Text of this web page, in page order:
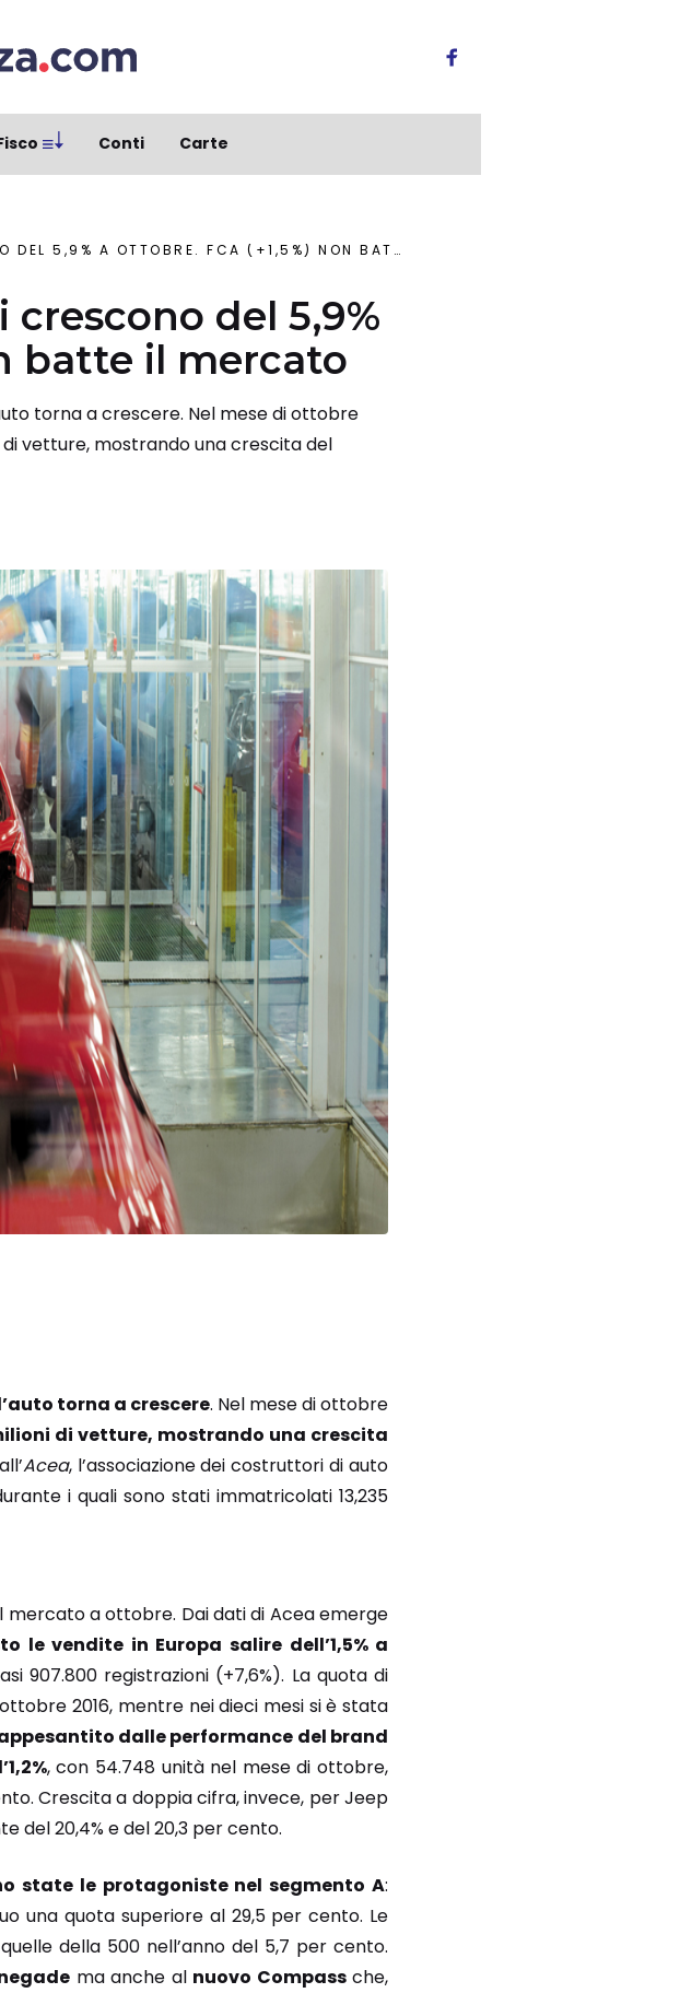
Conti Carte
A OTTOBRE. FCA (+1,5%) NON BATTE IL MERCATO
del 5,9%
batte il mercato
torna a crescere. Nel mese di ottobre
vetture, mostrando una crescita del
torna a crescere. Nel mese di ottobre
di vetture, mostrando una crescita
Acea, l’associazione dei costruttori di auto
i quali sono stati immatricolati 13,235
a ottobre. Dai dati di Acea emerge
vendite in Europa salire dell’1,5% a
907.800 registrazioni (+7,6%). La quota di
2016, mentre nei dieci mesi si è stata
dalle performance del brand
, con 54.748 unità nel mese di ottobre,
Crescita a doppia cifra, invece, per Jeep
del 20,4% e del 20,3 per cento.
state le protagoniste nel segmento A:
una quota superiore al 29,5 per cento. Le
della 500 nell’anno del 5,7 per cento.
ma anche al nuovo Compassche,